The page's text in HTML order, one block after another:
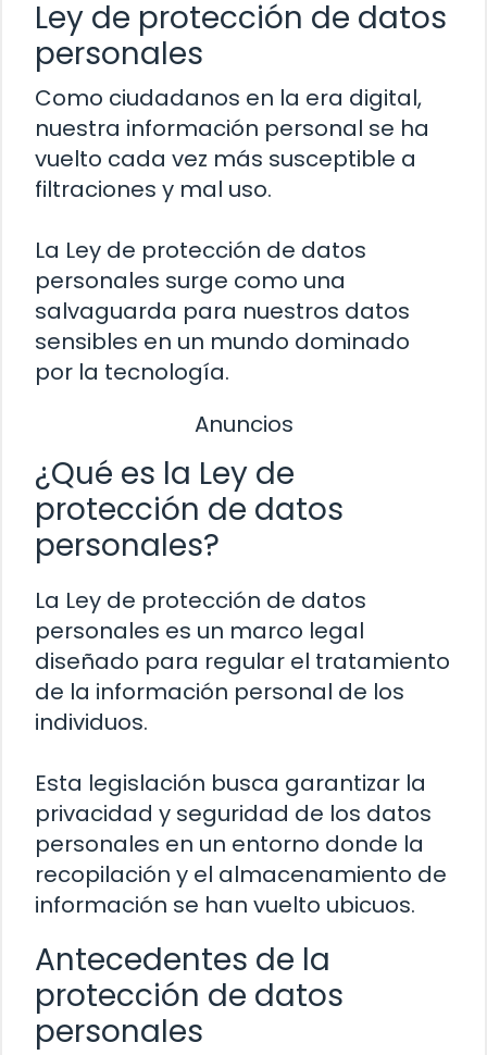
Ley de protección de datos
personales
Como ciudadanos en la era digital,
nuestra información personal se ha
vuelto cada vez más susceptible a
filtraciones y mal uso.
La Ley de protección de datos
personales surge como una
salvaguarda para nuestros datos
sensibles en un mundo dominado
por la tecnología.
Anuncios
¿Qué es la Ley de
protección de datos
personales?
La Ley de protección de datos
personales es un marco legal
diseñado para regular el tratamiento
de la información personal de los
individuos.
Esta legislación busca garantizar la
privacidad y seguridad de los datos
personales en un entorno donde la
recopilación y el almacenamiento de
información se han vuelto ubicuos.
Antecedentes de la
protección de datos
personales